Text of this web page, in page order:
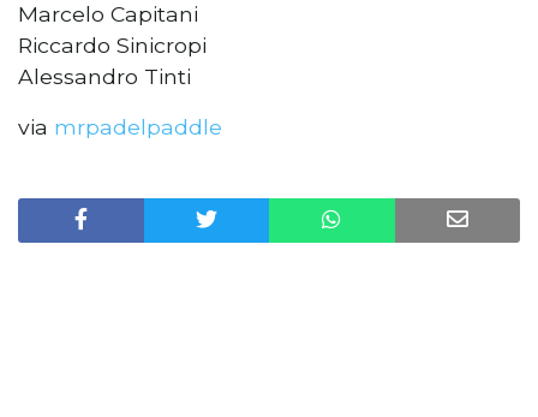
Marcelo Capitani
Riccardo Sinicropi
Alessandro Tinti
via mrpadelpaddle